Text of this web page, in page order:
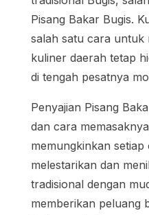
Pisang Bakar Bugis.
salah satu cara untuk
kuliner daerah tetap
di tengah pesatnya
Penyajian Pisang
dan cara
memungkinkan
melestarikan dan
tradisional dengan
memberikan peluang